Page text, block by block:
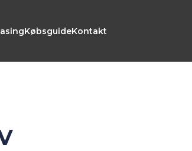
KøbsguideKontakt